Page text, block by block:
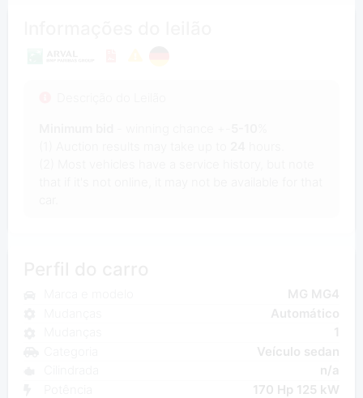
Veículo sedan
n/a
170 Hp 125 kW